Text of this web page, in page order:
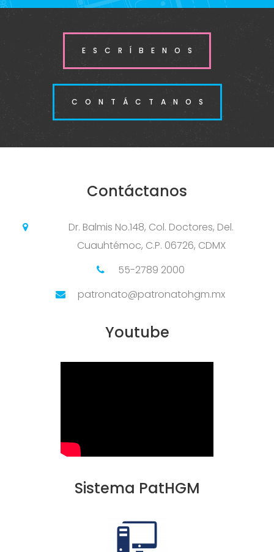
ESCRÍBENOS
CONTÁCTANOS
Contáctanos
Dr. Balmis No.148, Col. Doctores, Del.
Cuauhtémoc, C.P. 06726, CDMX
55-2789 2000
patronato@patronatohgm.mx
Youtube
Sistema PatHGM